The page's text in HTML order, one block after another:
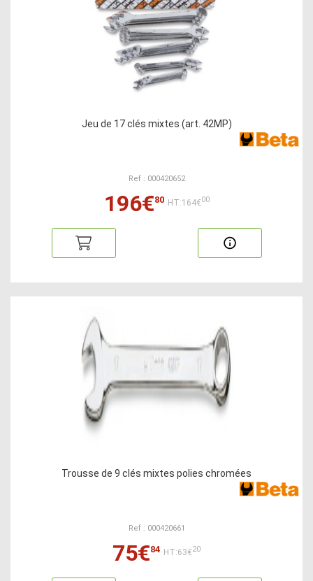
Jeu de 17 clés mixtes (art. 42MP)
Ref : 000420652
196€80 HT:164€00
Trousse de 9 clés mixtes polies chromées
Ref : 000420661
75€84 HT:63€20